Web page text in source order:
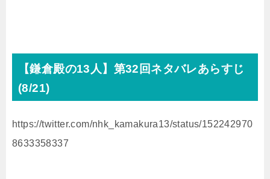
【鎌倉殿の13人】第32回ネタバレあらすじ
(8/21)
https://twitter.com/nhk_kamakura13/status/152242970
8633358337